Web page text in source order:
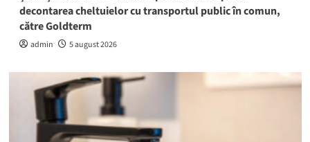
decontarea cheltuielor cu transportul public în comun,
către Goldterm
admin 5 august 2026